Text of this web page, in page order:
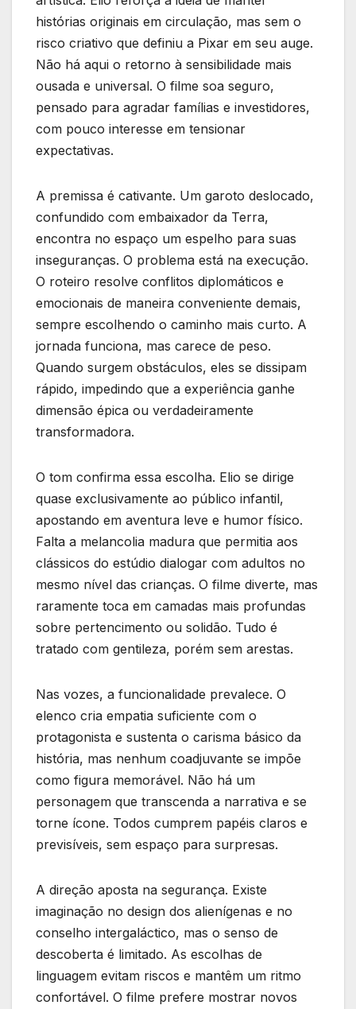
histórias originais em circulação, mas sem o
risco criativo que definiu a Pixar em seu auge.
Não há aqui o retorno à sensibilidade mais
ousada e universal. O filme soa seguro,
pensado para agradar famílias e investidores,
com pouco interesse em tensionar
expectativas.
A premissa é cativante. Um garoto deslocado,
confundido com embaixador da Terra,
encontra no espaço um espelho para suas
inseguranças. O problema está na execução.
O roteiro resolve conflitos diplomáticos e
emocionais de maneira conveniente demais,
sempre escolhendo o caminho mais curto. A
jornada funciona, mas carece de peso.
Quando surgem obstáculos, eles se dissipam
rápido, impedindo que a experiência ganhe
dimensão épica ou verdadeiramente
transformadora.
O tom confirma essa escolha. Elio se dirige
quase exclusivamente ao público infantil,
apostando em aventura leve e humor físico.
Falta a melancolia madura que permitia aos
clássicos do estúdio dialogar com adultos no
mesmo nível das crianças. O filme diverte, mas
raramente toca em camadas mais profundas
sobre pertencimento ou solidão. Tudo é
tratado com gentileza, porém sem arestas.
Nas vozes, a funcionalidade prevalece. O
elenco cria empatia suficiente com o
protagonista e sustenta o carisma básico da
história, mas nenhum coadjuvante se impõe
como figura memorável. Não há um
personagem que transcenda a narrativa e se
torne ícone. Todos cumprem papéis claros e
previsíveis, sem espaço para surpresas.
A direção aposta na segurança. Existe
imaginação no design dos alienígenas e no
conselho intergaláctico, mas o senso de
descoberta é limitado. As escolhas de
linguagem evitam riscos e mantêm um ritmo
confortável. O filme prefere mostrar novos